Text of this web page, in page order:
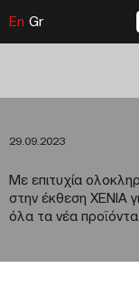
En Gr
29.09.2023
Με επιτυχία
στην έκθεση XENIA
όλα τα νέα